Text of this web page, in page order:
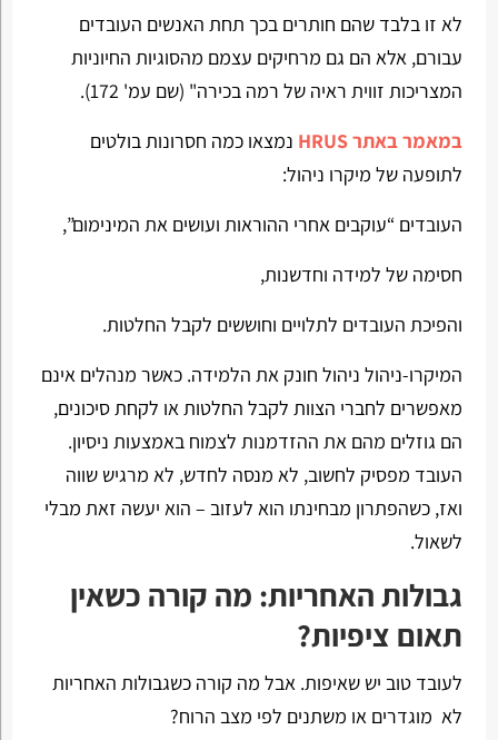
לא זו בלבד שהם חותרים בכך תחת האנשים העובדים
עבורם, אלא הם גם מרחיקים עצמם מהסוגיות החיוניות
המצריכות זווית ראיה של רמה בכירה" (שם עמ' 172).
במאמר באתר HRUS
נמצאו כמה חסרונות בולטים
לתופעה של מיקרו ניהול:
העובדים “עוקבים אחרי ההוראות ועושים את המינימום”,
חסימה של למידה וחדשנות,
והפיכת העובדים לתלויים וחוששים לקבל החלטות.
המיקרו-ניהול ניהול חונק את הלמידה. כאשר מנהלים אינם
מאפשרים לחברי הצוות לקבל החלטות או לקחת סיכונים,
הם גוזלים מהם את ההזדמנות לצמוח באמצעות ניסיון.
העובד מפסיק לחשוב, לא מנסה לחדש, לא מרגיש שווה
ואז, כשהפתרון מבחינתו הוא לעזוב – הוא יעשה זאת מבלי
לשאול.
גבולות האחריות: מה קורה כשאין
תאום ציפיות?
לעובד טוב יש שאיפות. אבל מה קורה כשגבולות האחריות
לא מוגדרים או משתנים לפי מצב הרוח?